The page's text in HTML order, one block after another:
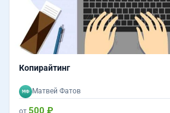
Копирайтинг
Матвей Фатов
от 500 ₽